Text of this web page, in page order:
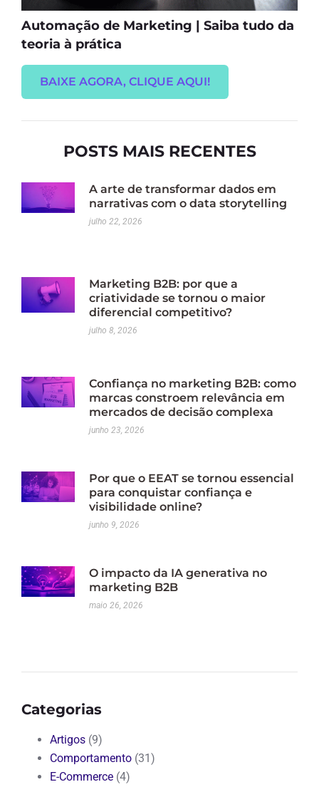
Automação de Marketing | Saiba tudo da
teoria à prática
BAIXE AGORA, CLIQUE AQUI!
POSTS MAIS RECENTES
A arte de transformar dados em
narrativas com o data storytelling
julho 22, 2026
Marketing B2B: por que a
criatividade se tornou o maior
diferencial competitivo?
julho 8, 2026
Confiança no marketing B2B: como
marcas constroem relevância em
mercados de decisão complexa
junho 23, 2026
Por que o EEAT se tornou essencial
para conquistar confiança e
visibilidade online?
junho 9, 2026
O impacto da IA generativa no
marketing B2B
maio 26, 2026
Categorias
Artigos (9)
Comportamento (31)
E-Commerce (4)